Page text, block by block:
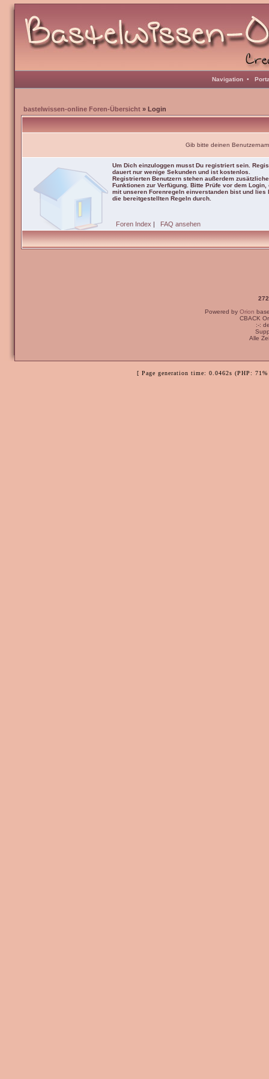
Navigation •
bastelwissen-online Foren-Übersicht » Login
Gib bitte deinen
Um Dich einzuloggen musst Du registriert sein.
dauert nur wenige Sekunden und ist kostenlos.
Registrierten Benutzern stehen außerdem zusätzliche
Funktionen zur Verfügung. Bitte Prüfe vor dem Login,
mit unseren Forenregeln einverstanden bist und lies
die bereitgestellten Regeln durch.
Foren Index | FAQ ansehen
Powered by Orion
CBACK
:-:
Alle
[ Page generation time: 0.0462s (PHP: